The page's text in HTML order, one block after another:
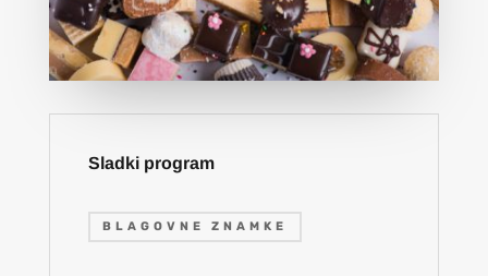
Sladki program
BLAGOVNE ZNAMKE